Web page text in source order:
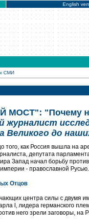
English
СМИ
МОСТ": "Почему
журналист
Великого до
как Россия вышла на
депутата
Запад начал борьбу
- православной Русью.
Отцов
центра силы с двумя
I, лидера германского
него зрели заговоры, на